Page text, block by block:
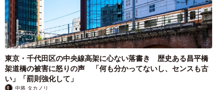
東京・千代田区の中央線高架に心ない落書き 歴史ある昌平橋
架道橋の被害に怒りの声 「何も分かってないし、センスも古
い」「罰則強化して」
中将 タカノリ